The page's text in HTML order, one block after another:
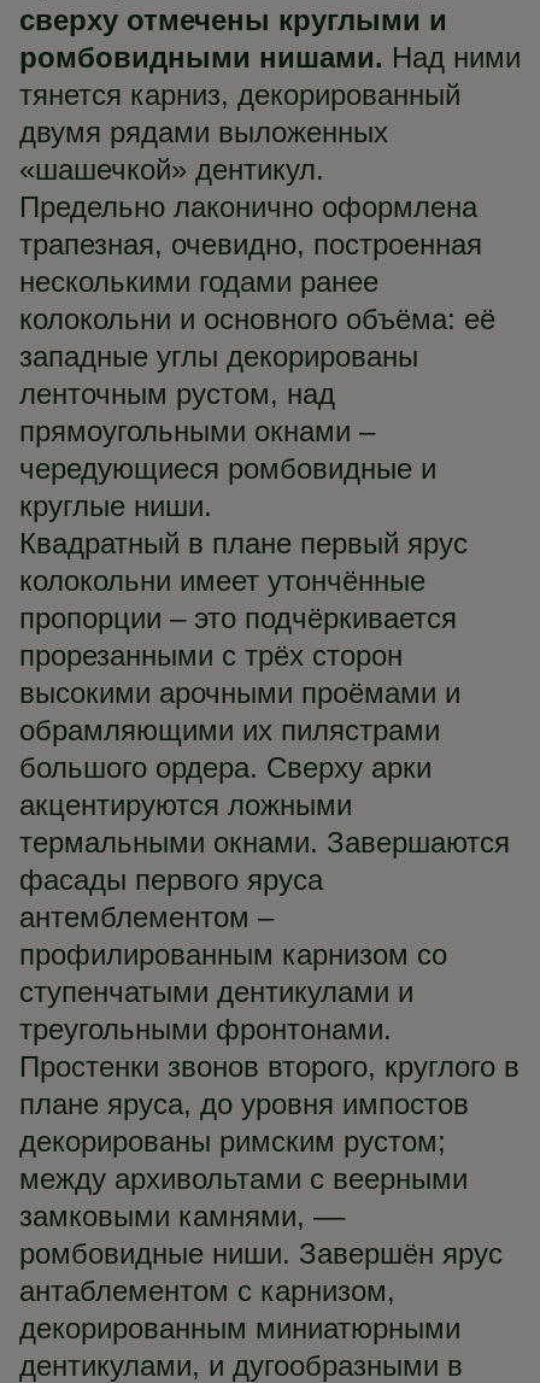
сверху отмечены круглыми и
ромбовидными нишами. Над ними
тянется карниз, декорированный
двумя рядами выложенных
«шашечкой» дентикул.
Предельно лаконично оформлена
трапезная, очевидно, построенная
несколькими годами ранее
колокольни и основного объёма: её
западные углы декорированы
ленточным рустом, над
прямоугольными окнами –
чередующиеся ромбовидные и
круглые ниши.
Квадратный в плане первый ярус
колокольни имеет утончённые
пропорции – это подчёркивается
прорезанными с трёх сторон
высокими арочными проёмами и
обрамляющими их пилястрами
большого ордера. Сверху арки
акцентируются ложными
термальными окнами. Завершаются
фасады первого яруса
антемблементом –
профилированным карнизом со
ступенчатыми дентикулами и
треугольными фронтонами.
Простенки звонов второго, круглого в
плане яруса, до уровня импостов
декорированы римским рустом;
между архивольтами с веерными
замковыми камнями, ––
ромбовидные ниши. Завершён ярус
антаблементом с карнизом,
декорированным миниатюрными
дентикулами, и дугообразными в